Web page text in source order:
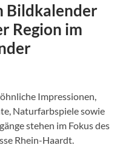
Bildkalender
Region im
Impressionen,
Naturfarbspiele sowie
stehen im Fokus des
Rhein-Haardt.